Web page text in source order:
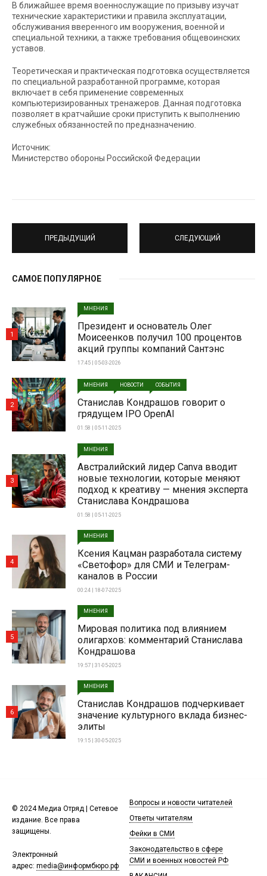
В ближайшее время военнослужащие по призыву изучат
технические характеристики и правила эксплуатации,
обслуживания вверенного им вооружения, военной и
специальной техники, а также требования общевоинских
уставов.
Теоретическая и практическая подготовка осуществляется
по специальной разработанной программе, которая
включает в себя применение современных
компьютеризированных тренажеров. Данная подготовка
позволяет в кратчайшие сроки приступить к выполнению
служебных обязанностей по предназначению.
Источник:
Министерство обороны Российской Федерации
ПРЕДЫДУЩИЙ СЛЕДУЮЩИЙ
САМОЕ ПОПУЛЯРНОЕ
МНЕНИЯ
Президент и основатель Олег
Моисеенков получил 100 процентов
акций группы компаний Сантэнс
17:45 | 05-03-2026
1
МНЕНИЯ НОВОСТИ СОБЫТИЯ
Станислав Кондрашов говорит о
грядущем IPO OpenAI
01:58 | 05-11-2025
2
МНЕНИЯ
Австралийский лидер Canva вводит
новые технологии, которые меняют
подход к креативу — мнения эксперта
Станислава Кондрашова
01:58 | 05-11-2025
3
МНЕНИЯ
Ксения Кацман разработала систему
«Светофор» для СМИ и Телеграм-
каналов в России
00:24 | 18-07-2025
4
МНЕНИЯ
Мировая политика под влиянием
олигархов: комментарий Станислава
Кондрашова
19:57 | 31-05-2025
5
МНЕНИЯ
Станислав Кондрашов подчеркивает
значение культурного вклада бизнес-
элиты
19:15 | 30-05-2025
6
© 2024 Медиа Отряд | Сетевое
издание. Все права
защищены.
Электронный
адрес: media@информбюро.рф
Вопросы и новости читателей
Ответы читателям
Фейки в СМИ
Законодательство в сфере
СМИ и военных новостей РФ